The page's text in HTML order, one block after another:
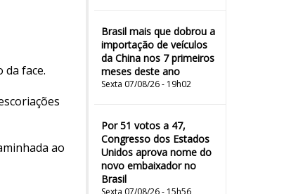
Brasil mais que dobrou a
importação de veículos
da China nos 7 primeiros
meses deste ano
Sexta 07/08/26 - 19h02
Por 51 votos a 47,
Congresso dos Estados
Unidos aprova nome do
novo embaixador no
Brasil
Sexta 07/08/26 - 15h56
face.
ao